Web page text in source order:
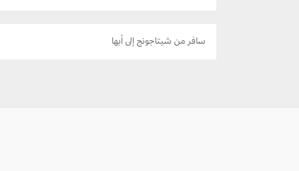
سافر من شيتاجونج إلى أبها